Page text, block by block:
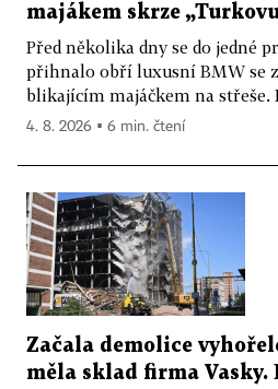
majákem skrze
Před několika dny se do jedné
přihnalo obří luxusní BMW se
blikajícím majáčkem na střeše.
4. 8. 2026 ▪ 6 min. čtení
Začala demolice
měla sklad firma Vasky.